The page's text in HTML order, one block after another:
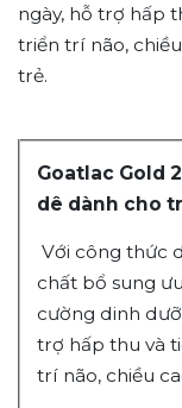
ngày, hỗ trợ hấp
triển trí não,
trẻ.
Goatlac Gold
dê dành cho
Với công thức
chất bổ sung
cường dinh
trợ hấp thu và
trí não, chiều